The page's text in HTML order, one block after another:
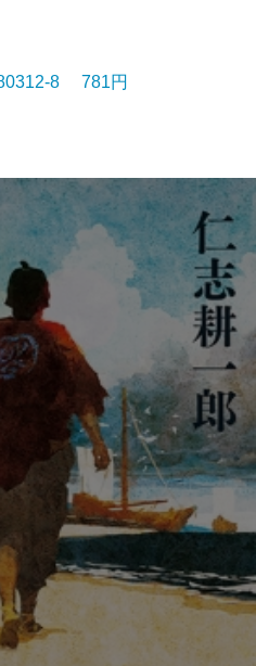
8 781円